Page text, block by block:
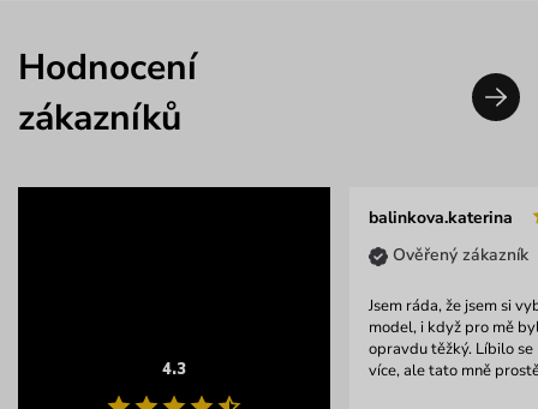
Hodnocení
zákazníků
4.3
balinkova.katerina
Ověřený zákazník
Jsem ráda, že jsem si
model, i když pro mě
opravdu těžký. Líbilo
více, ale tato mně